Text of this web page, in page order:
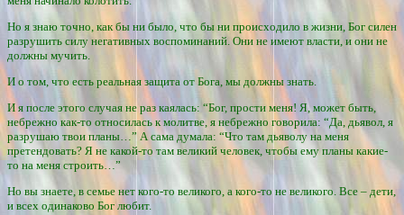
Но я знаю точно, как бы ни было, что бы ни происходило в жизни, Бог силен
разрушить силу негативных воспоминаний. Они не имеют власти, и они не
должны мучить.
И о том, что есть реальная защита от Бога, мы должны знать.
И я после этого случая не раз каялась: “Бог, прости меня! Я, может быть,
небрежно как-то относилась к молитве, я небрежно говорила: “Да, дьявол, я
разрушаю твои планы…” А сама думала: “Что там дьяволу на меня
претендовать? Я не какой-то там великий человек, чтобы ему планы какие-
то на меня строить…”
Но вы знаете, в семье нет кого-то великого, а кого-то не великого. Все – дети,
и всех одинаково Бог любит.